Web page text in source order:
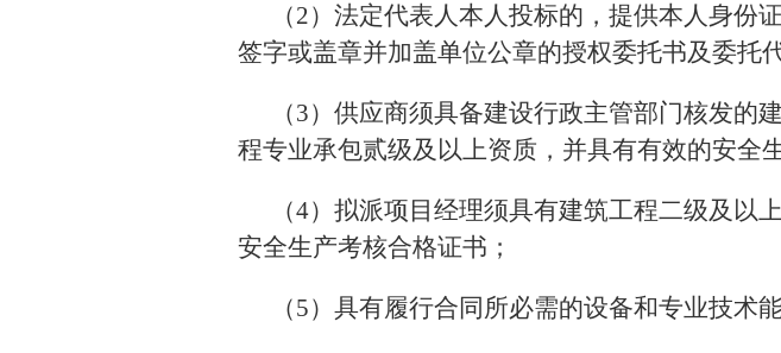
（2）法定代表人本人投标的，提供本人身
签字或盖章并加盖单位公章的授权委托书及委托
（3）供应商须具备建设行政主管部门核发
程专业承包贰级及以上资质，并具有有效的安全
（4）拟派项目经理须具有建筑工程二级及
安全生产考核合格证书；
（5）具有履行合同所必需的设备和专业技术